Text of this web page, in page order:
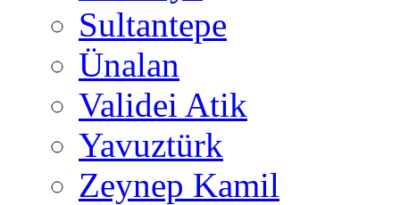
Sultantepe
Ünalan
Validei Atik
Yavuztürk
Zeynep Kamil